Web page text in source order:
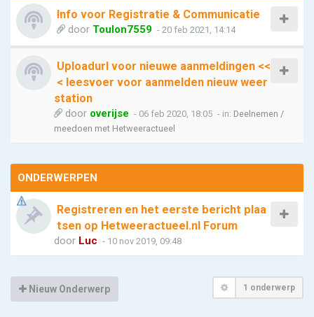
Info voor Registratie & Communicatie
door Toulon7559 - 20 feb 2021, 14:14
Uploadurl voor nieuwe aanmeldingen <<
< leesvoer voor aanmelden nieuw weer
station
door overijse - 06 feb 2020, 18:05 - in: Deelnemen /
meedoen met Hetweeractueel
ONDERWERPEN
Registreren en het eerste bericht plaa
tsen op Hetweeractueel.nl Forum
door Luc - 10 nov 2019, 09:48
Nieuw Onderwerp 1 onderwerp